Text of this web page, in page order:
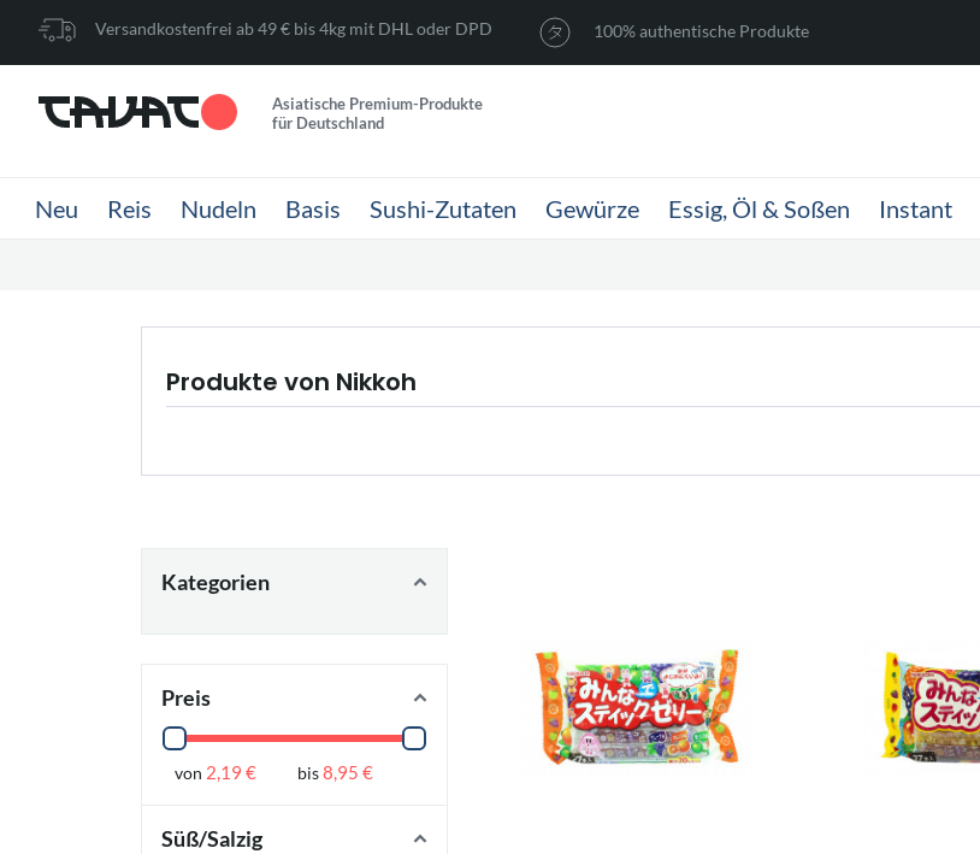
Versandkostenfrei ab 49 € bis 4kg mit DHL oder DPD 100% authentische Produkte
Asiatische Premium-Produkte
für Deutschland
Neu Reis Nudeln Basis Sushi-Zutaten Gewürze Essig, Öl & Soßen Instant
Produkte von Nikkoh
Kategorien
Preis
von 2,19 € bis8,95 €
Süß/Salzig